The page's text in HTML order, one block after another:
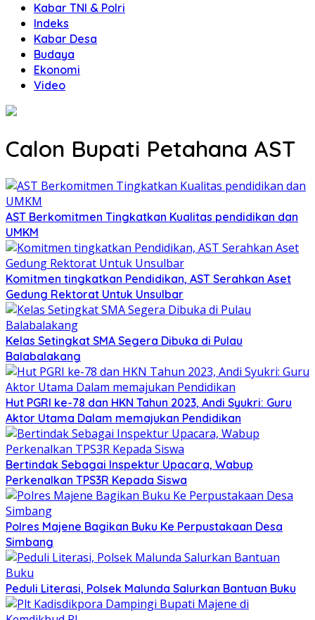
Kabar TNI & Polri
Indeks
Kabar Desa
Budaya
Ekonomi
Video
Calon Bupati Petahana AST
AST Berkomitmen Tingkatkan Kualitas pendidikan dan
UMKM
Komitmen tingkatkan Pendidikan, AST Serahkan Aset
Gedung Rektorat Untuk Unsulbar
Kelas Setingkat SMA Segera Dibuka di Pulau
Balabalakang
Hut PGRI ke-78 dan HKN Tahun 2023, Andi Syukri: Guru
Aktor Utama Dalam memajukan Pendidikan
Bertindak Sebagai Inspektur Upacara, Wabup
Perkenalkan TPS3R Kepada Siswa
Polres Majene Bagikan Buku Ke Perpustakaan Desa
Simbang
Peduli Literasi, Polsek Malunda Salurkan Bantuan Buku